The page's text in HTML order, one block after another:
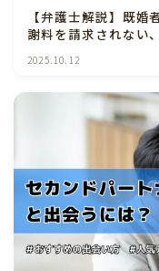
【弁護士解説】既
謝料を請求されない
2025.10.12